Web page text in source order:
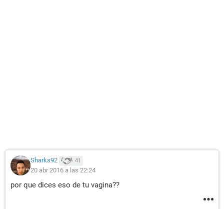
Sharks92 41
20 abr 2016 a las 22:24
por que dices eso de tu vagina??